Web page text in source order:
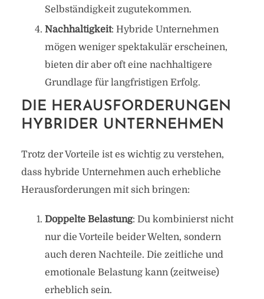
Selbständigkeit zugutekommen.
Nachhaltigkeit: Hybride Unternehmen
mögen weniger spektakulär erscheinen,
bieten dir aber oft eine nachhaltigere
Grundlage für langfristigen Erfolg.
DIE HERAUSFORDERUNGEN
HYBRIDER UNTERNEHMEN
Trotz der Vorteile ist es wichtig zu verstehen,
dass hybride Unternehmen auch erhebliche
Herausforderungen mit sich bringen:
Doppelte Belastung: Du kombinierst nicht
nur die Vorteile beider Welten, sondern
auch deren Nachteile. Die zeitliche und
emotionale Belastung kann (zeitweise)
erheblich sein.